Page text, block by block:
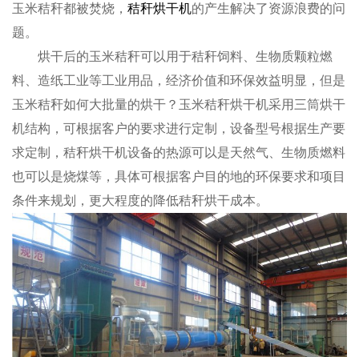
玉米秸秆都被焚烧， 秸秆烘干机的产生解决了资源浪费的问
题。
烘干后的玉米秸秆可以用于秸秆饲料、生物质颗粒燃
料、造纸工业等工业用品，经济价值和环保效益明显，但是
玉米秸秆如何大批量的烘干？玉米秸秆烘干机采用三筒烘干
机结构，可根据客户的要求进行定制，设备型号根据生产要
求定制，秸秆烘干机设备的热源可以是天然气、生物质燃料
也可以是烧煤等，具体可根据客户目的地的环保要求和项目
条件来规划，更大程度的降低秸秆烘干成本。